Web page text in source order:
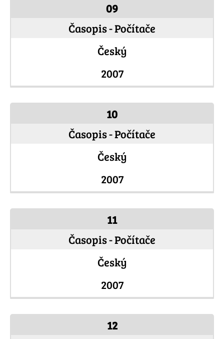
09
Časopis - Počítače
Český
2007
10
Časopis - Počítače
Český
2007
11
Časopis - Počítače
Český
2007
12